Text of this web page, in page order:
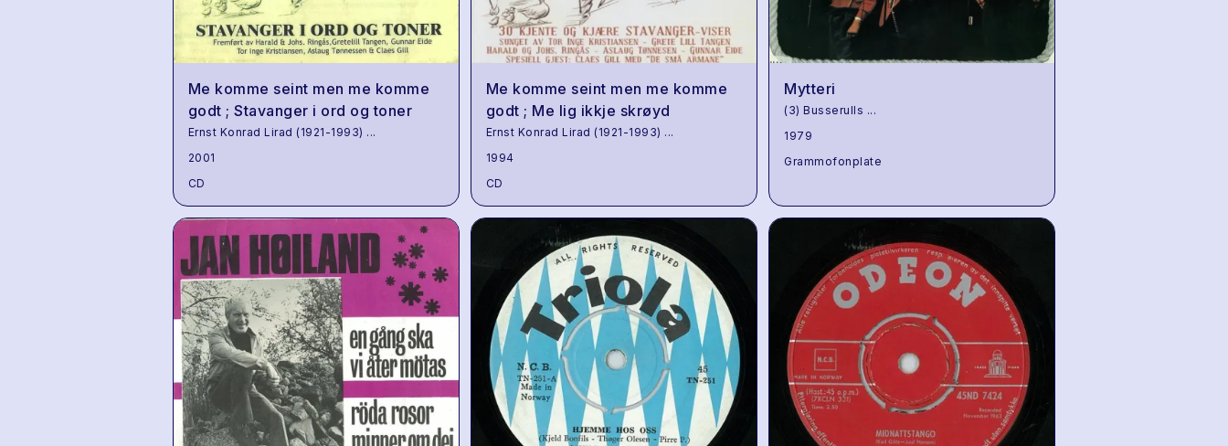
Me komme seint men me komme
godt ; Stavanger i ord og toner
Ernst Konrad Lirad (1921-1993) ...
2001
CD
Me komme seint men me komme
godt ; Me lig ikkje skrøyd
Ernst Konrad Lirad (1921-1993) ...
1994
CD
Mytteri
(3) Busserulls ...
1979
Grammofonplate